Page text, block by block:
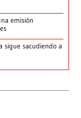
emisión
sigue sacudiendo a